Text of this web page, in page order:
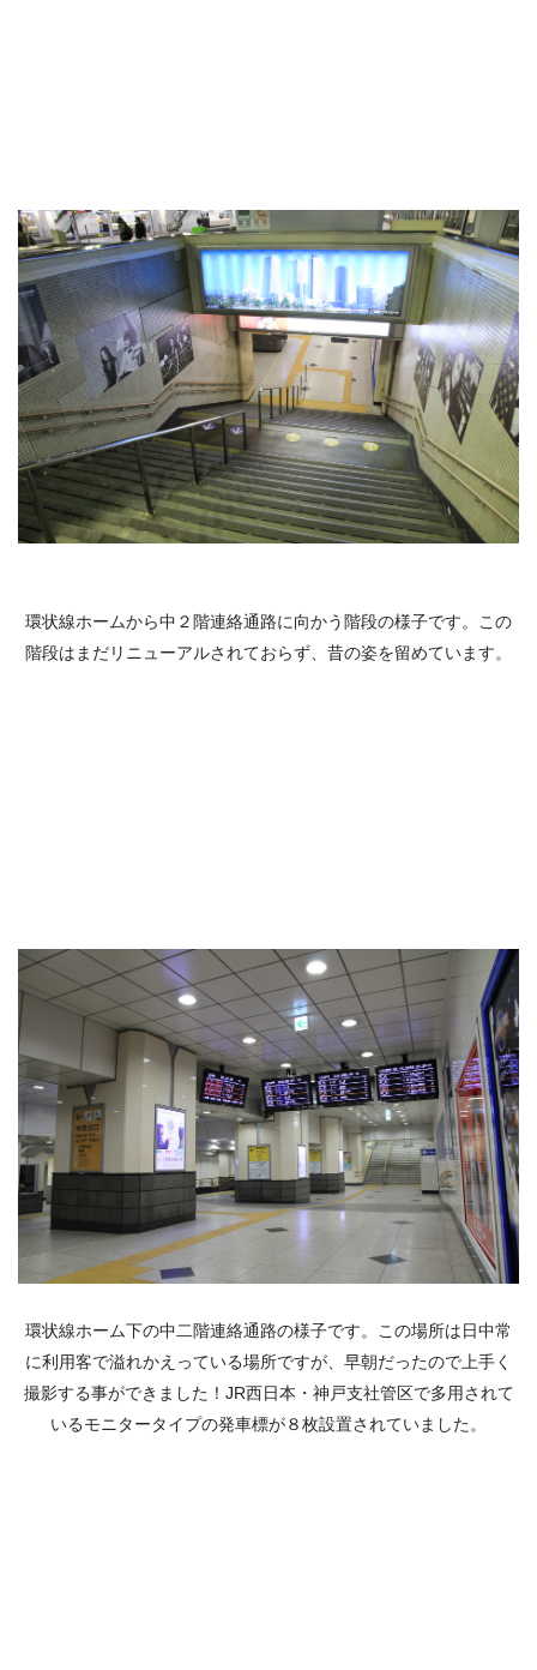
環状線ホームから中２階連絡通路に向かう階段の様子です。この
階段はまだリニューアルされておらず、昔の姿を留めています。
環状線ホーム下の中二階連絡通路の様子です。この場所は日中常
に利用客で溢れかえっている場所ですが、早朝だったので上手く
撮影する事ができました！JR西日本・神戸支社管区で多用されて
いるモニタータイプの発車標が８枚設置されていました。